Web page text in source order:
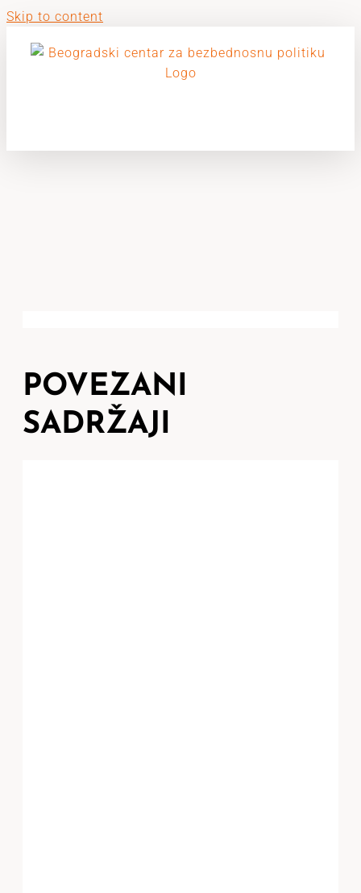
Skip to content
POVEZANI
SADRŽAJI